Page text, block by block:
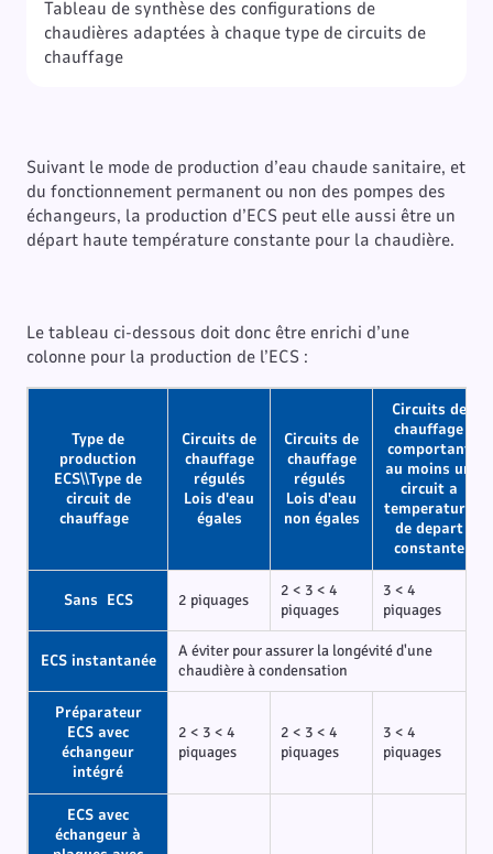
Tableau de synthèse des configurations de
chaudières adaptées à chaque type de circuits de
chauffage
Suivant le mode de production d’eau chaude sanitaire, et
du fonctionnement permanent ou non des pompes des
échangeurs, la production d’ECS peut elle aussi être un
départ haute température constante pour la chaudière.
Le tableau ci-dessous doit donc être enrichi d’une
colonne pour la production de l’ECS :
Type de
production
ECS\\Type de
circuit de
chauffage
Circuits de
chauffage
régulés
Lois d'eau
égales
Circuits de
chauffage
régulés
Lois d'eau
non égales
Circuits de
chauffage
comportant
au moins un
circuit a
temperature
de depart
constante
Sans ECS 2 piquages
2 < 3 < 4
piquages
3 < 4
piquages
ECS instantanée
A éviter pour assurer la longévité d'une
chaudière à condensation
Préparateur
ECS avec
échangeur
intégré
2 < 3 < 4
piquages
2 < 3 < 4
piquages
3 < 4
piquages
ECS avec
échangeur à